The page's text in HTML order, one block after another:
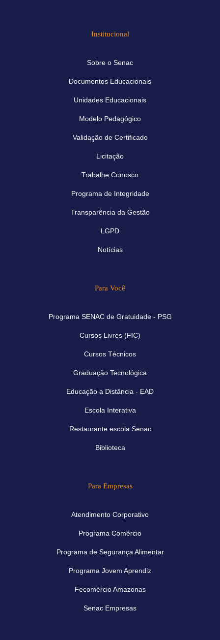
Institucional
Sobre o Senac
Documentos Educacionais
Unidades Educacionais
Modelo Pedagógico
Validação de Certificado
Licitação
Trabalhe Conosco
Programa de Integridade
Transparência da Gestão
LGPD
Notícias
Para Você
Programa SENAC de Gratuidade - PSG
Cursos Livres (FIC)
Cursos Técnicos
Graduação Tecnológica
Educação a Distância - EAD
Escola Interativa
Restaurante escola Senac
Biblioteca
Para Empresas
Atendimento Corporativo
Programa Comércio
Programa de Segurança Alimentar
Programa Jovem Aprendiz
Fecomércio Amazonas
Senac Empresas